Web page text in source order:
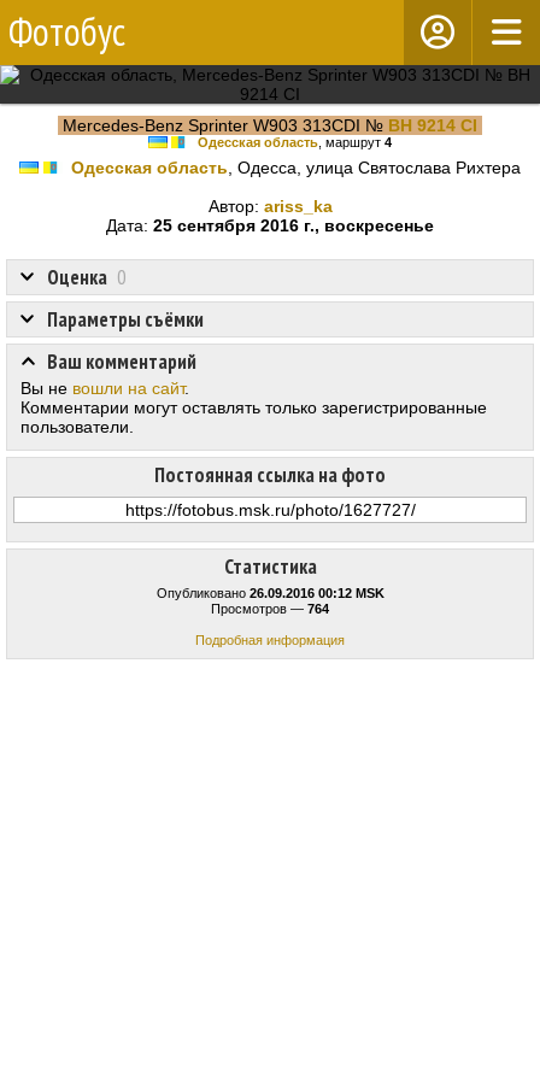
Фотобус
Mercedes-Benz Sprinter W903 313CDI № BH 9214 CI
Одесская область , маршрут 4
Одесская область , Одесса, улица Святослава Рихтера
Автор: ariss_ka
Дата: 25 сентября 2016 г., воскресенье
Статистика
Опубликовано 26.09.2016 00:12 MSK
Просмотров — 764
Подробная информация
Оценка 0
Постоянная ссылка на фото
Параметры съёмки
Ваш комментарий
Вы не вошли на сайт.
Комментарии могут оставлять только зарегистрированные
пользователи.